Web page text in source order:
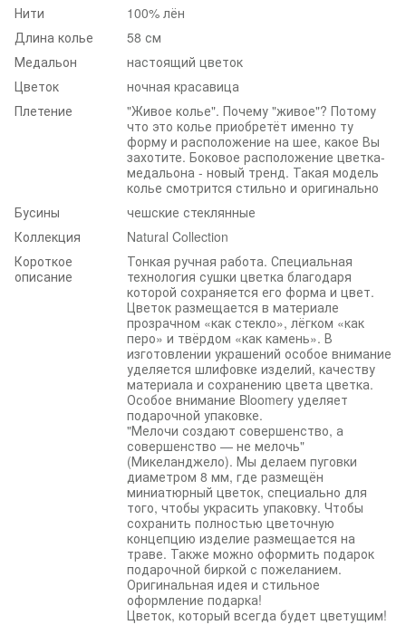
Нити
100% лён
Длина колье
58 см
Медальон
настоящий цветок
Цветок
ночная красавица
Плетение
"Живое колье". Почему "живое"? Потому
что это колье приобретёт именно ту
форму и расположение на шее, какое Вы
захотите. Боковое расположение цветка-
медальона - новый тренд. Такая модель
колье смотрится стильно и оригинально
Бусины
чешские стеклянные
Коллекция
Natural Collection
Короткое
описание
Тонкая ручная работа. Специальная
технология сушки цветка благодаря
которой сохраняется его форма и цвет.
Цветок размещается в материале
прозрачном «как стекло», лёгком «как
перо» и твёрдом «как камень». В
изготовлении украшений особое внимание
уделяется шлифовке изделий, качеству
материала и сохранению цвета цветка.
Особое внимание Bloomery уделяет
подарочной упаковке.
"Мелочи создают совершенство, а
совершенство — не мелочь"
(Микеланджело). Мы делаем пуговки
диаметром 8 мм, где размещён
миниатюрный цветок, специально для
того, чтобы украсить упаковку. Чтобы
сохранить полностью цветочную
концепцию изделие размещается на
траве. Также можно оформить подарок
подарочной биркой с пожеланием.
Оригинальная идея и стильное
оформление подарка!
Цветок, который всегда будет цветущим!